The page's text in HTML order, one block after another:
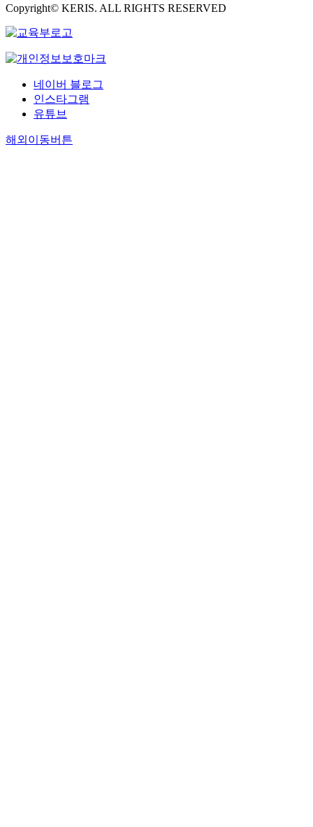
Copyright© KERIS. ALL RIGHTS RESERVED
네이버 블로그
인스타그램
유튜브
해외이동버튼